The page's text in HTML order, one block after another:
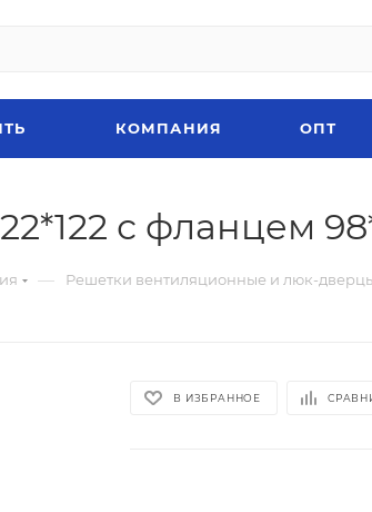
КОМПАНИЯ ОПТ
с фланцем
— Решетки вентиляционные и люк-
В ИЗБРАННОЕ